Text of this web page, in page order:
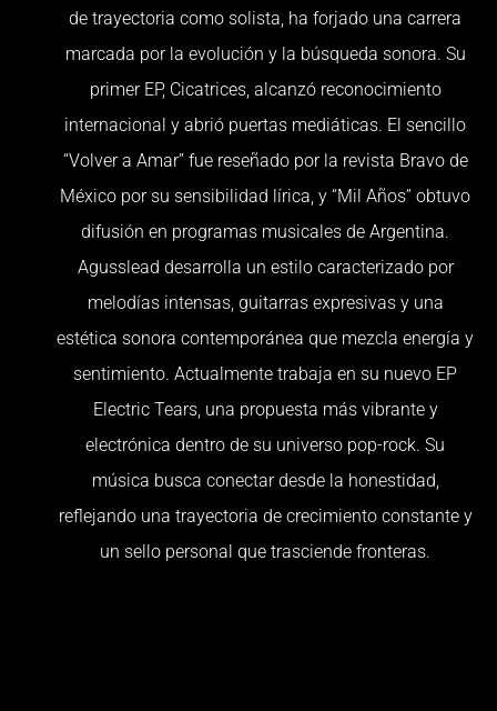
de trayectoria como solista, ha forjado una carrera
marcada por la evolución y la búsqueda sonora. Su
primer EP, Cicatrices, alcanzó reconocimiento
internacional y abrió puertas mediáticas. El sencillo
“Volver a Amar” fue reseñado por la revista Bravo de
México por su sensibilidad lírica, y “Mil Años” obtuvo
difusión en programas musicales de Argentina.
Agusslead desarrolla un estilo caracterizado por
melodías intensas, guitarras expresivas y una
estética sonora contemporánea que mezcla energía y
sentimiento. Actualmente trabaja en su nuevo EP
Electric Tears, una propuesta más vibrante y
electrónica dentro de su universo pop-rock. Su
música busca conectar desde la honestidad,
reflejando una trayectoria de crecimiento constante y
un sello personal que trasciende fronteras.